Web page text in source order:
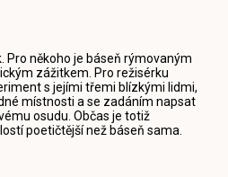
Pro někoho je báseň rýmovaným
zážitkem. Pro režisérku
s jejími třemi blízkými lidmi,
místnosti a se zadáním napsat
osudu. Občas je totiž
poetičtější než báseň sama.